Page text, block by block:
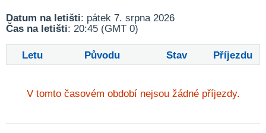
Datum na letišti: pátek 7. srpna 2026
Čas na letišti: 20:45 (GMT 0)
Letu Původu Stav Příjezdu
V tomto časovém období nejsou žádné příjezdy.